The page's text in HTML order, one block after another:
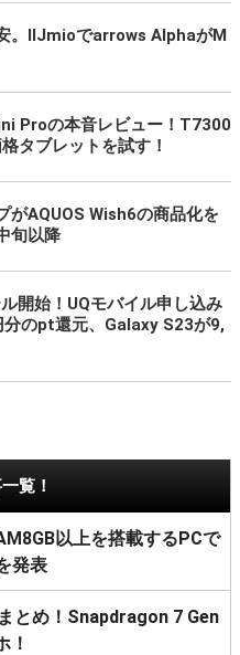
。IIJmioでarrows AlphaがM
Proの本音レビュー！T7300
タブレットを試す！
がAQUOS Wish6の商品化を
旬以降
開始！UQモバイル申し込み
のpt還元、Galaxy S23が9,
覧！
以上を搭載するPCで
発表
とめ！Snapdragon 7 Gen
！